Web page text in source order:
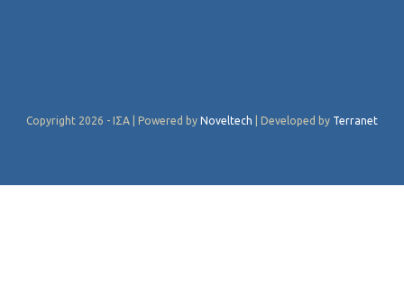
Copyright 2026 - ΙΣΑ | Powered by Noveltech | Developed by Terranet